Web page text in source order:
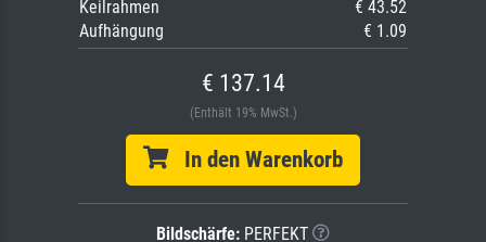
Keilrahmen
€ 43.52
Aufhängung
€ 1.09
€ 137.14
(Enthält 19% MwSt.)
In den Warenkorb
Bildschärfe: PERFEKT